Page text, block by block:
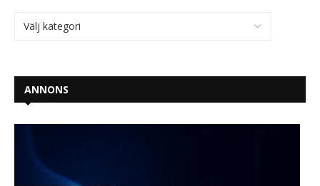
ANNONS